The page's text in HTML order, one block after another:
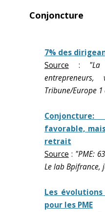
Conjoncture
7% des
Source :
Tribune/Europe
favorable,
retrait
Source : "PME:
Le lab Bpifrance,
Les
pour les PME